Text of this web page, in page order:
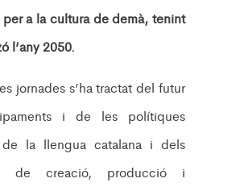
a la cultura de demà, tenint
l’any 2050.
jornades s’ha tractat del futur
i de les polítiques
de la llengua catalana i dels
de creació, producció i